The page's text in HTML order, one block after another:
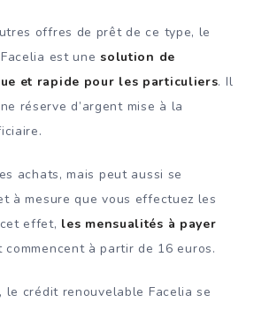
offres de prêt de ce type, le
est unesolution de
et rapide pour les particuliers. Il
réserve d’argent mise à la
achats, mais peut aussi se
à mesure que vous effectuez les
effet, les mensualités à payer
commencent à partir de 16 euros.
le crédit renouvelable Facelia se